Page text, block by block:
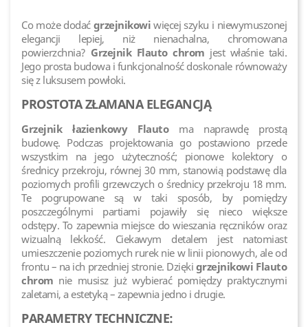
Co może dodać grzejnikowi więcej szyku i niewymuszonej
elegancji lepiej, niż nienachalna, chromowana
powierzchnia? Grzejnik Flauto chrom jest właśnie taki.
Jego prosta budowa i funkcjonalność doskonale równoważy
się z luksusem powłoki.
PROSTOTA ZŁAMANA ELEGANCJĄ
Grzejnik łazienkowy Flautoma naprawdę prostą
budowę. Podczas projektowania go postawiono przede
wszystkim na jego użyteczność; pionowe kolektory o
średnicy przekroju, równej 30 mm, stanowią podstawę dla
poziomych profili grzewczych o średnicy przekroju 18 mm.
Te pogrupowane są w taki sposób, by pomiędzy
poszczególnymi partiami pojawiły się nieco większe
odstępy. To zapewnia miejsce do wieszania ręczników oraz
wizualną lekkość. Ciekawym detalem jest natomiast
umieszczenie poziomych rurek nie w linii pionowych, ale od
frontu – na ich przedniej stronie. Dzięki grzejnikowi Flauto
chrom nie musisz już wybierać pomiędzy praktycznymi
zaletami, a estetyką – zapewnia jedno i drugie.
PARAMETRY TECHNICZNE: